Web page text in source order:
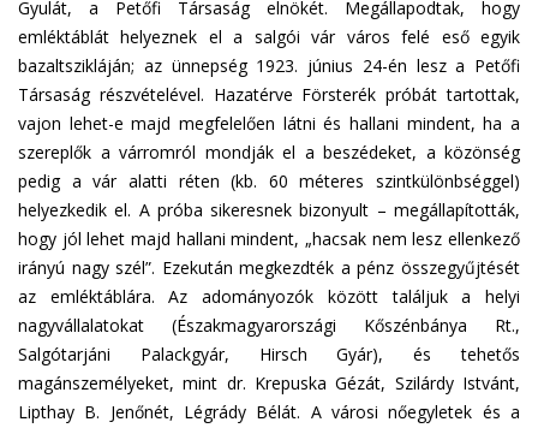
Gyulát, a Petőfi Társaság elnökét. Megállapodtak, hogy
emléktáblát helyeznek el a salgói vár város felé eső egyik
bazaltszikláján; az ünnepség 1923. június 24-én lesz a Petőfi
Társaság részvételével. Hazatérve Försterék próbát tartottak,
vajon lehet-e majd megfelelően látni és hallani mindent, ha a
szereplők a várromról mondják el a beszédeket, a közönség
pedig a vár alatti réten (kb. 60 méteres szintkülönbséggel)
helyezkedik el. A próba sikeresnek bizonyult – megállapították,
hogy jól lehet majd hallani mindent, „hacsak nem lesz ellenkező
irányú nagy szél”. Ezekután megkezdték a pénz összegyűjtését
az emléktáblára. Az adományozók között találjuk a helyi
nagyvállalatokat (Északmagyarországi Kőszénbánya Rt.,
Salgótarjáni Palackgyár, Hirsch Gyár), és tehetős
magánszemélyeket, mint dr. Krepuska Gézát, Szilárdy Istvánt,
Lipthay B. Jenőnét, Légrády Bélát. A városi nőegyletek és a